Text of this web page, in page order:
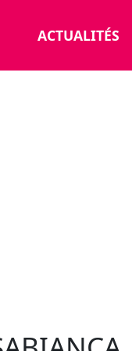
ACTUALITÉS